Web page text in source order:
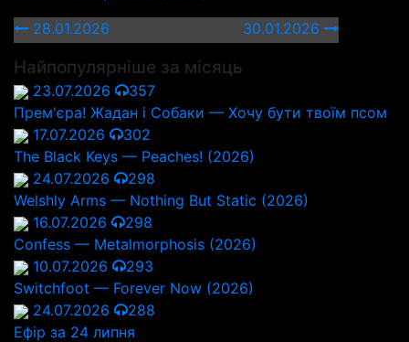
28.01.2026
30.01.2026
Найпопулярніше за місяць
23.07.2026
357
Прем'єра! Жадан і Собаки — Хочу бути твоїм псом
17.07.2026
302
The Black Keys — Peaches! (2026)
24.07.2026
298
Welshly Arms — Nothing But Static (2026)
16.07.2026
298
Confess — Metalmorphosis (2026)
10.07.2026
293
Switchfoot — Forever Now (2026)
24.07.2026
288
Ефір за 24 липня